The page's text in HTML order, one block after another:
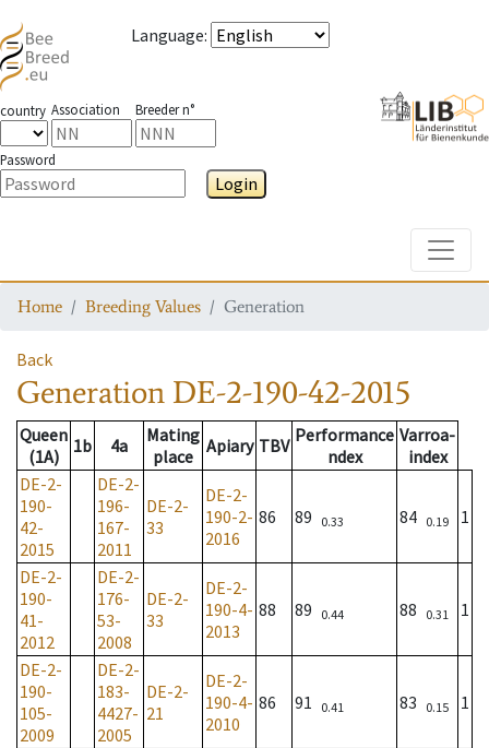
Language:
country Association Breeder n°
Password
Login
Home Breeding Values Generation
Back
Generation DE-2-190-42-2015
Queen
(1A)
1b 4a
Mating
place Apiary TBV Performance
ndex
Varroa-
index
DE-2-
190-
42-
2015
DE-2-
196-
167-
2011
DE-2-
33
DE-2-
190-2-
2016
86 89 0.33 84 0.19 1
DE-2-
190-
41-
2012
DE-2-
176-
53-
2008
DE-2-
33
DE-2-
190-4-
2013
88 89 0.44 88 0.31 1
DE-2-
190-
105-
2009
DE-2-
183-
4427-
2005
DE-2-
21
DE-2-
190-4-
2010
86 91 0.41 83 0.15 1